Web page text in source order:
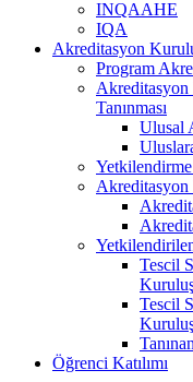
INQAAHE
IQA
Akreditasyon
Program
Akreditasyon
Tanınması
Ulusal
Yetkilendirme
Akreditasyon
Tescil
Tescil
Öğrenci Katılımı